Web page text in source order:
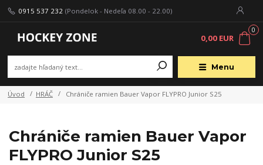
Menu
0915 537 232 (Pondelok - Nedeľa 08.00 - 22.00)
0
0,00 EUR
Úvod HRÁČ Chrániče ramien Bauer Vapor FLYPRO Junior S25
Chrániče ramien Bauer Vapor
FLYPRO Junior S25